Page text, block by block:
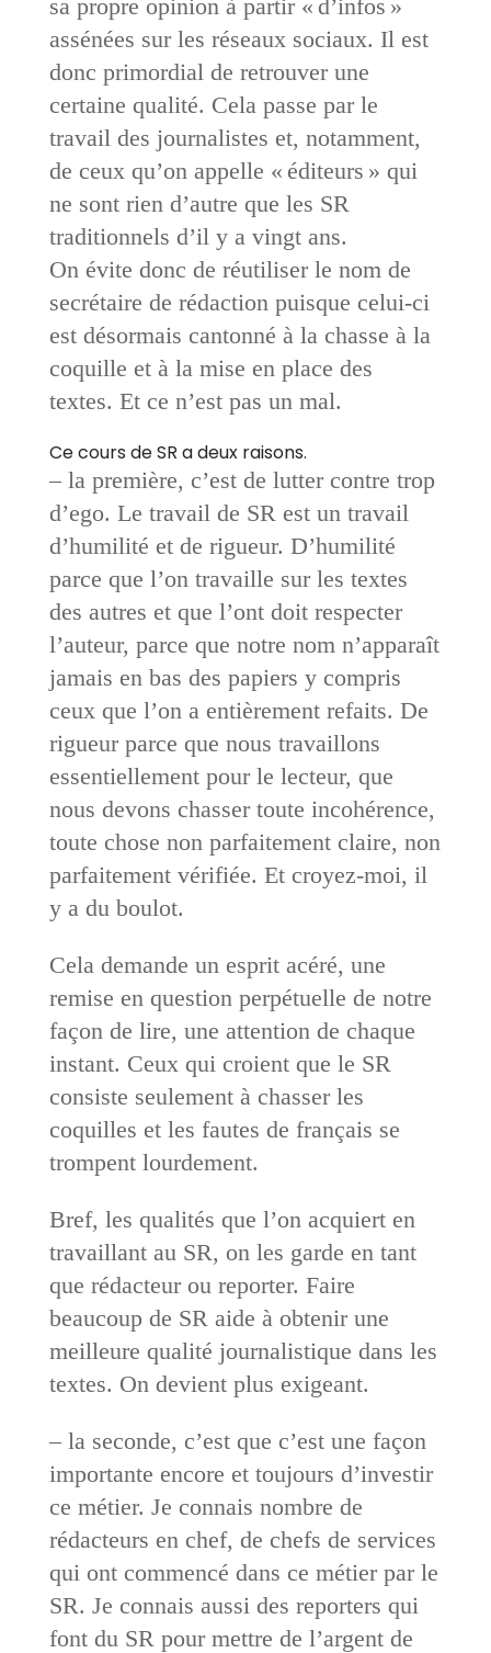
sa propre opinion à partir « d’infos »
assénées sur les réseaux sociaux. Il est
donc primordial de retrouver une
certaine qualité. Cela passe par le
travail des journalistes et, notamment,
de ceux qu’on appelle « éditeurs » qui
ne sont rien d’autre que les SR
traditionnels d’il y a vingt ans.
On évite donc de réutiliser le nom de
secrétaire de rédaction puisque celui-ci
est désormais cantonné à la chasse à la
coquille et à la mise en place des
textes. Et ce n’est pas un mal.
Ce cours de SR a deux raisons.
– la première, c’est de lutter contre trop
d’ego. Le travail de SR est un travail
d’humilité et de rigueur. D’humilité
parce que l’on travaille sur les textes
des autres et que l’ont doit respecter
l’auteur, parce que notre nom n’apparaît
jamais en bas des papiers y compris
ceux que l’on a entièrement refaits. De
rigueur parce que nous travaillons
essentiellement pour le lecteur, que
nous devons chasser toute incohérence,
toute chose non parfaitement claire, non
parfaitement vérifiée. Et croyez-moi, il
y a du boulot.
Cela demande un esprit acéré, une
remise en question perpétuelle de notre
façon de lire, une attention de chaque
instant. Ceux qui croient que le SR
consiste seulement à chasser les
coquilles et les fautes de français se
trompent lourdement.
Bref, les qualités que l’on acquiert en
travaillant au SR, on les garde en tant
que rédacteur ou reporter. Faire
beaucoup de SR aide à obtenir une
meilleure qualité journalistique dans les
textes. On devient plus exigeant.
– la seconde, c’est que c’est une façon
importante encore et toujours d’investir
ce métier. Je connais nombre de
rédacteurs en chef, de chefs de services
qui ont commencé dans ce métier par le
SR. Je connais aussi des reporters qui
font du SR pour mettre de l’argent de